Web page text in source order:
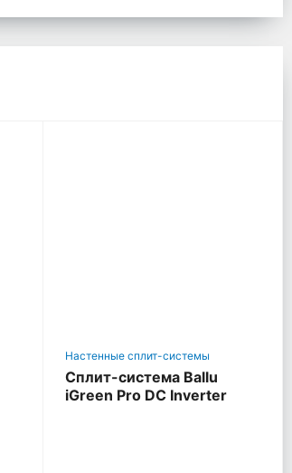
Настенные сплит-системы
Сплит-система Ballu
iGreen Pro DC Inverter